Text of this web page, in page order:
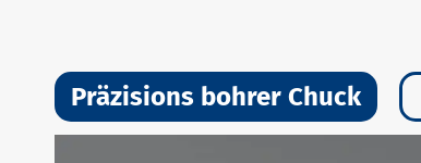
Präzisions bohrer Chuck